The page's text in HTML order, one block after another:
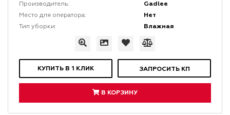
Производитель: Gadlee
Место для оператора: Нет
Тип уборки: Влажная
КУПИТЬ В 1 КЛИК ЗАПРОСИТЬ КП
В КОРЗИНУ